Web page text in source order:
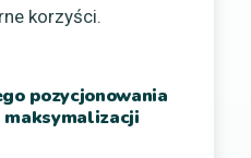
korzyści.
pozycjonowania